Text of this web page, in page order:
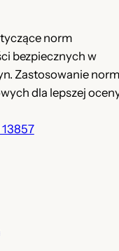
norm
bezpiecznych w
Zastosowanie
dla lepszej
13857